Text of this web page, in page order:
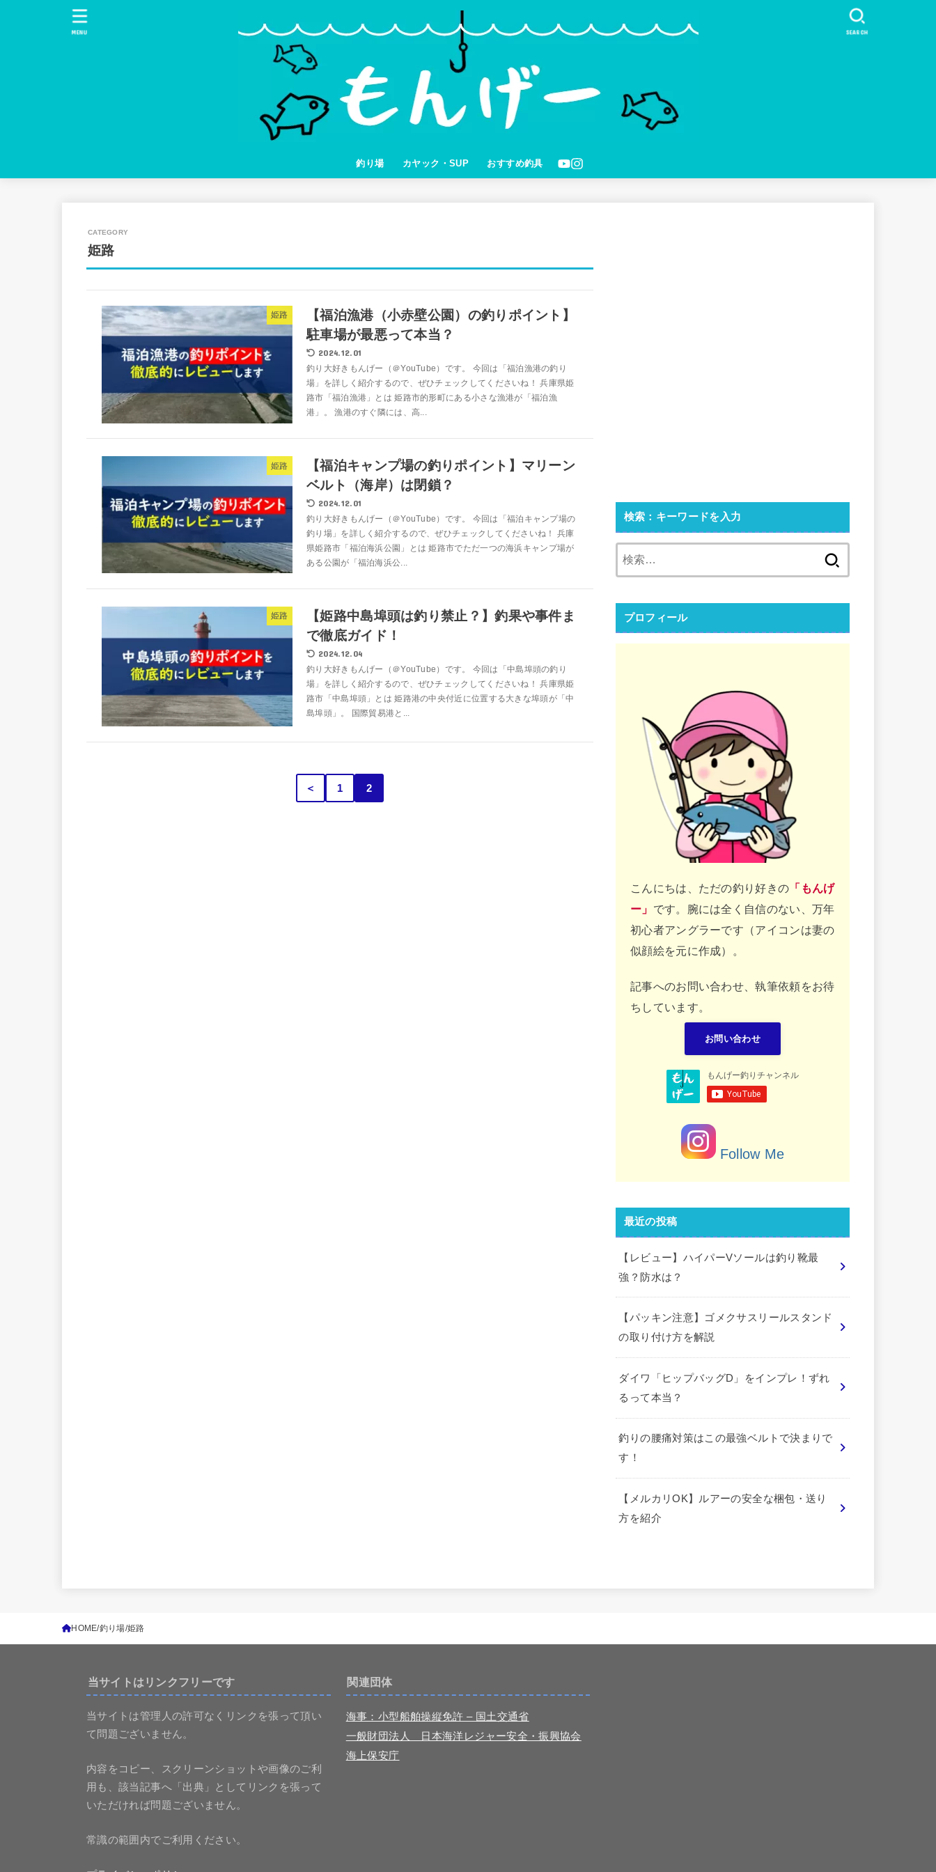
釣り場 カヤック・SUP おすすめ釣具
SEARCH
MENU
姫路
姫路
【福泊漁港（小赤壁公園）の釣りポイント】
駐車場が最悪って本当？
2024.12.01
釣り大好きもんげー（＠YouTube）です。 今回は「福泊漁港の釣り
場」を詳しく紹介するので、ぜひチェックしてくださいね！ 兵庫県姫
路市「福泊漁港」とは 姫路市的形町にある小さな漁港が「福泊漁
港」。 漁港のすぐ隣には、高...
姫路
【福泊キャンプ場の釣りポイント】マリーン
ベルト（海岸）は閉鎖？
2024.12.01
釣り大好きもんげー（＠YouTube）です。 今回は「福泊キャンプ場の
釣り場」を詳しく紹介するので、ぜひチェックしてくださいね！ 兵庫
県姫路市「福泊海浜公園」とは 姫路市でただ一つの海浜キャンプ場が
ある公園が「福泊海浜公...
姫路
【姫路中島埠頭は釣り禁止？】釣果や事件ま
で徹底ガイド！
2024.12.04
釣り大好きもんげー（＠YouTube）です。 今回は「中島埠頭の釣り
場」を詳しく紹介するので、ぜひチェックしてくださいね！ 兵庫県姫
路市「中島埠頭」とは 姫路港の中央付近に位置する大きな埠頭が「中
島埠頭」。 国際貿易港と...
＜ 1 2
検索：キーワードを入力
プロフィール
こんにちは、ただの釣り好きの 「もんげ
ー」 です。腕には全く自信のない、万年
初心者アングラーです（アイコンは妻の
似顔絵を元に作成）。
記事へのお問い合わせ、執筆依頼をお待
ちしています。
お問い合わせ
Follow Me
最近の投稿
【レビュー】ハイパーVソールは釣り靴最
強？防水は？
【パッキン注意】ゴメクサスリールスタンド
の取り付け方を解説
ダイワ「ヒップバッグD」をインプレ！ずれ
るって本当？
釣りの腰痛対策はこの最強ベルトで決まりで
す！
【メルカリOK】ルアーの安全な梱包・送り
方を紹介
HOME 釣り場 姫路
当サイトはリンクフリーです
当サイトは管理人の許可なくリンクを張って頂い
て問題ございません。
内容をコピー、スクリーンショットや画像のご利
用も、該当記事へ「出典」としてリンクを張って
いただければ問題ございません。
常識の範囲内でご利用ください。
関連団体
海事：小型船舶操縦免許 – 国土交通省
一般財団法人 日本海洋レジャー安全・振興協会
海上保安庁